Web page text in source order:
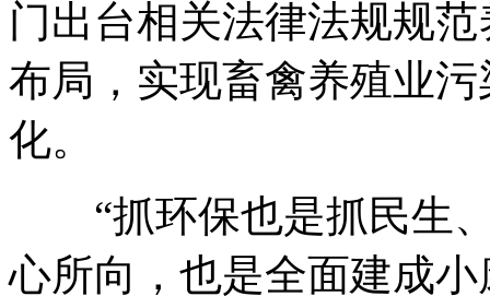
门出台相关法律法规规
布局，实现畜禽养殖业
化。
“抓环保也是抓民生、
心所向，也是全面建成